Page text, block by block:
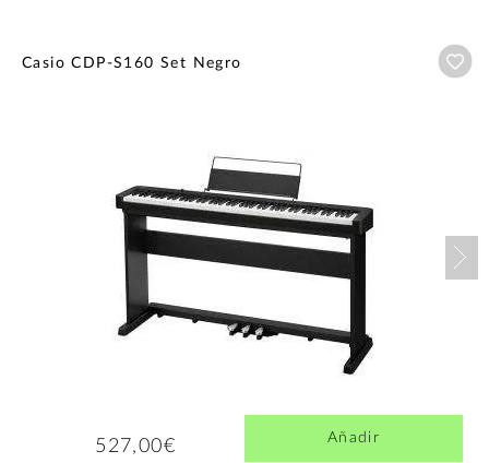
Casio CDP-S160 Set Negro
527,00€ Añadir